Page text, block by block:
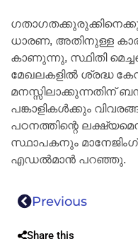
ധാരണ, അതിനുള്ള
കാണുന്നു, സ്ഥിതി
മേഖലകളിൽ ശ്രദ്ധ
മനസ്സിലാക്കുന്നതിന്
പങ്കാളികൾക്കും
പഠനത്തിന്റെ
സ്ഥാപകനും
എഡൽമാൻ പറഞ്ഞു.
Previous
Share this